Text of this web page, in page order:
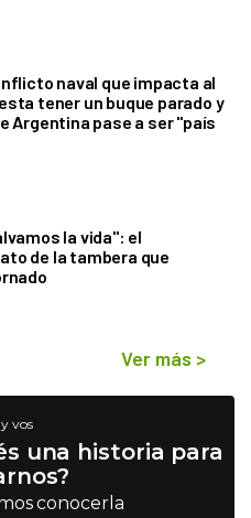
naval que impacta al
tener un buque parado y
Argentina pase a ser "país
la vida": el
de la tambera que
Ver más >
vos
una historia para
conocerla